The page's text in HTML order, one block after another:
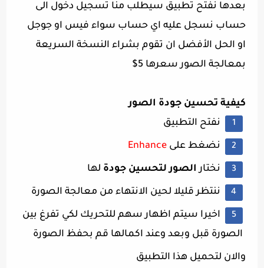
بعدها نفتح تطبيق سيطلب منا تسجيل دخول الى
حساب نسجل عليه اي حساب سواء فيس او جوجل
او الحل الأفضل ان تقوم بشراء النسخة السريعة
بمعالجة الصور سعرها 5$
كيفية تحسين جودة الصور
نفتح التطبيق
نضغط علىEnhance
نختارالصور لتحسين جودة لها
ننتظر قليلا لحين الانتهاء من معالجة الصورة
اخيرا سيتم اظهار سهم للتحريك لكي تفرغ بين
الصورة قبل وبعد وعند اكمالها قم بحفظ الصورة
والان لتحميل هذا التطبيق